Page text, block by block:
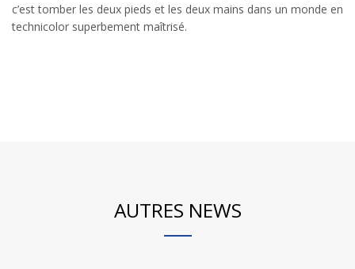
c’est tomber les deux pieds et les deux mains dans un monde en
technicolor superbement maîtrisé.
AUTRES NEWS